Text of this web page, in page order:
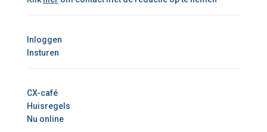
Inloggen
Insturen
CX-café
Huisregels
Nu online